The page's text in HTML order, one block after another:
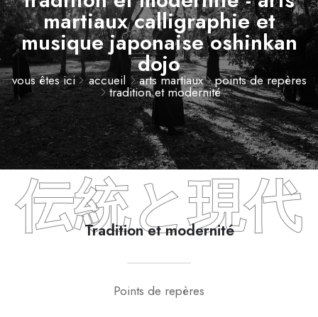
martiaux calligraphie et
musique japonaise oshinkan
dojo
vous êtes ici accueil arts martiaux points de repères
tradition et modernité
Tradition et modernité
Points de repères
伝統と現代